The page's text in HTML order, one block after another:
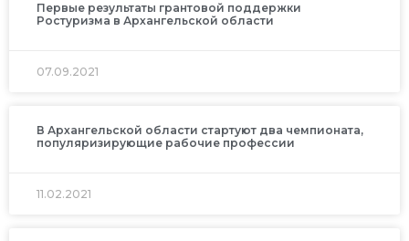
Первые результаты грантовой поддержки
Ростуризма в Архангельской области
07.09.2021
В Архангельской области стартуют два чемпионата,
популяризирующие рабочие профессии
11.02.2021